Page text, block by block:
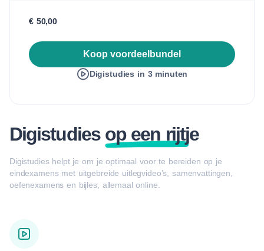
€ 50,00
Koop voordeelbundel
Digistudies in 3 minuten
Digistudies op een rijtje
Digistudies helpt je om je optimaal voor te bereiden op je
eindexamens met uitgebreide uitlegvideo’s, samenvattingen,
oefenexamens en bijles, allemaal online.